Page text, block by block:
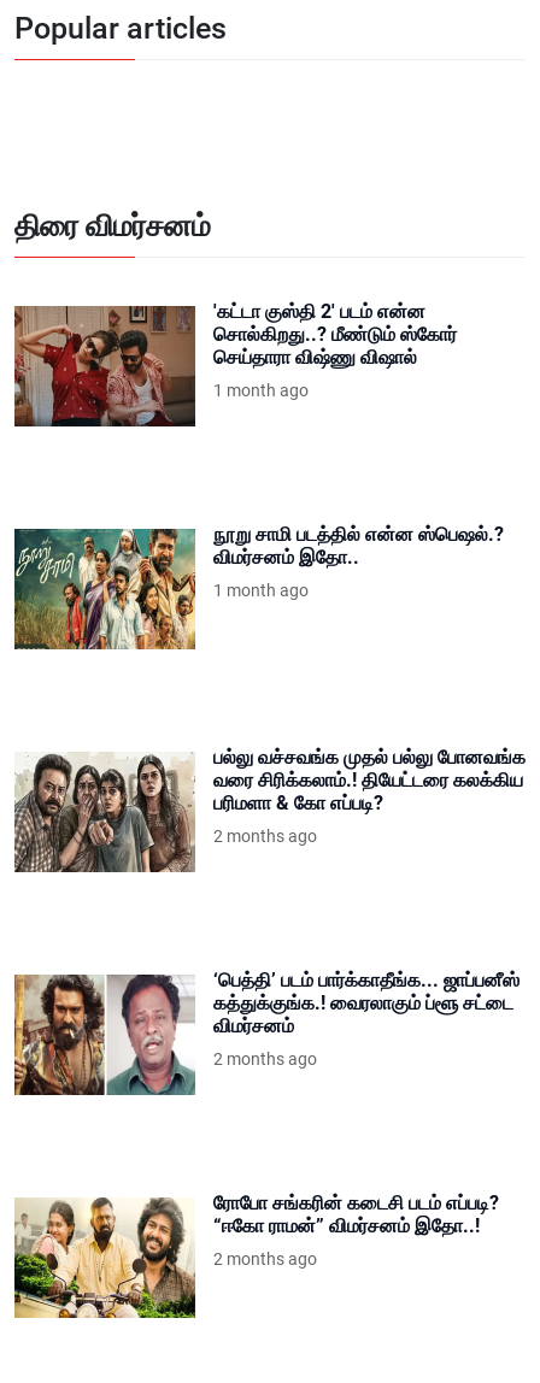
Popular articles
திரை விமர்சனம்
'கட்டா குஸ்தி 2' படம் என்ன
சொல்கிறது..? மீண்டும் ஸ்கோர்
செய்தாரா விஷ்ணு விஷால்
1 month ago
நூறு சாமி படத்தில் என்ன ஸ்பெஷல்.?
விமர்சனம் இதோ..
1 month ago
பல்லு வச்சவங்க முதல் பல்லு போனவங்க
வரை சிரிக்கலாம்.! தியேட்டரை கலக்கிய
பரிமளா & கோ எப்படி?
2 months ago
‘பெத்தி’ படம் பார்க்காதீங்க... ஜாப்பனீஸ்
கத்துக்குங்க.! வைரலாகும் ப்ளூ சட்டை
விமர்சனம்
2 months ago
ரோபோ சங்கரின் கடைசி படம் எப்படி?
“ஈகோ ராமன்” விமர்சனம் இதோ..!
2 months ago